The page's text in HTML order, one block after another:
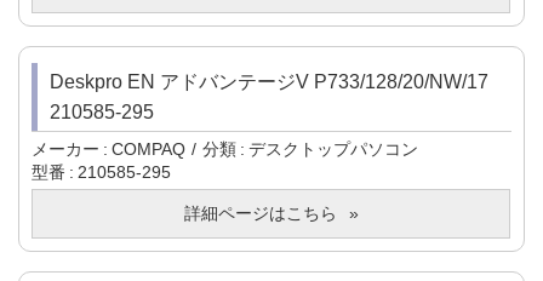
Deskpro EN アドバンテージV P733/128/20/NW/17
210585-295
メーカー COMPAQ 分類
デスクトップパソコン
型番
210585-295
詳細ページはこちら